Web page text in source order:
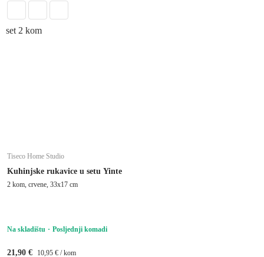
set 2 kom
Tiseco Home Studio
Kuhinjske rukavice u setu Yinte
2 kom, crvene, 33x17 cm
Na skladištu Posljednji komadi
21,90 € 10,95 € / kom